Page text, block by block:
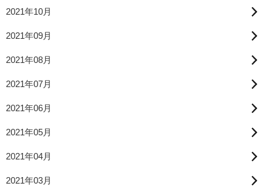
2021年10月
2021年09月
2021年08月
2021年07月
2021年06月
2021年05月
2021年04月
2021年03月